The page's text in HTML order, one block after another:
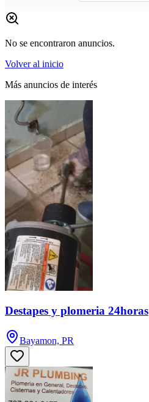
No se encontraron anuncios.
Volver al inicio
Más anuncios de interés
Destapes y plomeria 24horas
Bayamon, PR